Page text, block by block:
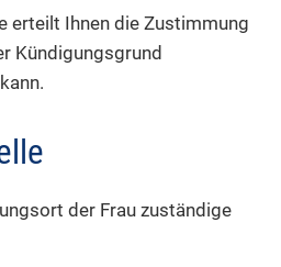
erteilt Ihnen die Zustimmung
Kündigungsgrund
der Frau zuständige